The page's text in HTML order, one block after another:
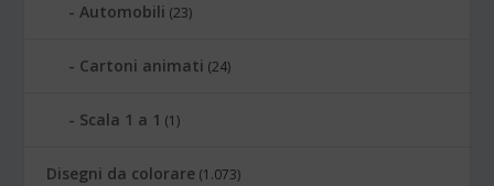
Automobili (23)
Cartoni animati (24)
Scala 1 a 1 (1)
Disegni da colorare (1.073)